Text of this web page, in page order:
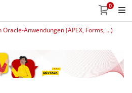
0
Anwendungen (APEX, Forms, ...)